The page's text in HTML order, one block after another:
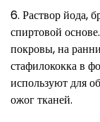
Раствор йода,
спиртовой
покровы, на
стафилококка в
используют для
ожог тканей.